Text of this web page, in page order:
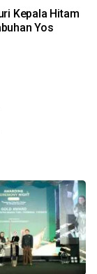
Kepala Hitam
Yos